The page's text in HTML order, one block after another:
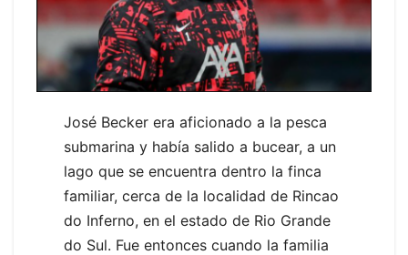
José Becker era aficionado a la pesca
submarina y había salido a bucear, a un
lago que se encuentra dentro la finca
familiar, cerca de la localidad de Rincao
do Inferno, en el estado de Rio Grande
do Sul. Fue entonces cuando la familia